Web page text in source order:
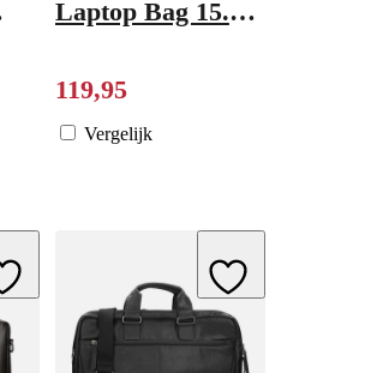
Laptop Bag 15.6"
119,95
Vergelijk
to Wishlist Add to Wishlist